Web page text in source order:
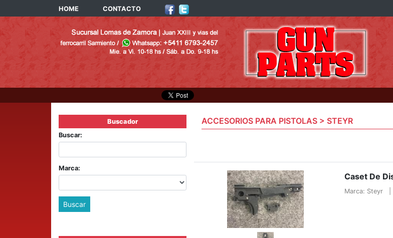
HOME CONTACTO
Buscador
Buscar:
Marca:
Buscar
ACCESORIOS PARA PISTOLAS > STEYR
Caset De
Marca: Steyr